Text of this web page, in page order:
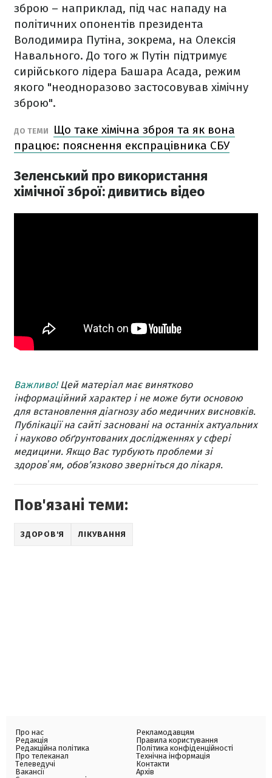
зброю – наприклад, під час нападу на
політичних опонентів президента
Володимира Путіна, зокрема, на Олексія
Навального. До того ж Путін підтримує
сирійського лідера Башара Асада, режим
якого "неодноразово застосовував хімічну
зброю".
ДО ТЕМИ
Що таке хімічна зброя та як вона
працює: пояснення експрацівника СБУ
Зеленський про використання
хімічної зброї: дивитись відео
Важливо!Цей матеріал має винятково
інформаційний характер і не може бути основою
для встановлення діагнозу або медичних висновків.
Публікації на сайті засновані на останніх актуальних
і науково обґрунтованих дослідженнях у сфері
медицини. Якщо Вас турбують проблеми зі
здоровʼям, обов’язково зверніться до лікаря.
Пов'язані теми:
ЗДОРОВ'Я ЛІКУВАННЯ
Про нас
Редакція
Редакційна політика
Про телеканал
Телеведучі
Вакансії
Рекламодавцям
Правила користування
Політика конфіденційності
Технічна інформація
Контакти
Архів